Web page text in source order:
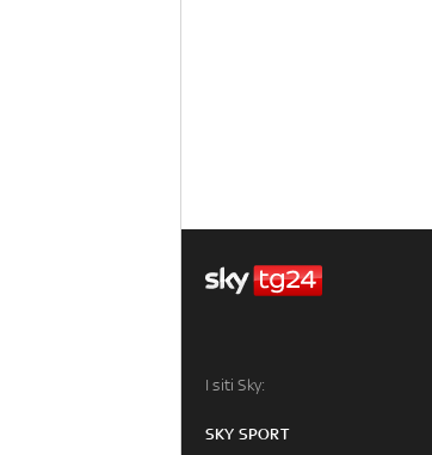
I siti Sky:
SKY SPORT